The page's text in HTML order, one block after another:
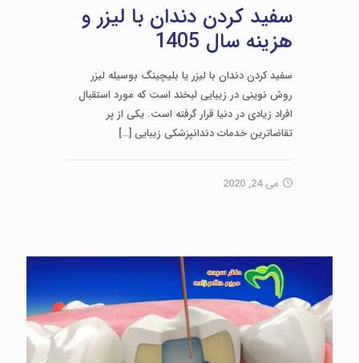
سفید کردن دندان با لیزر و
هزینه سال 1405
سفید کردن دندان با لیزر یا بلیچینگ بوسیله لیزر
روش نوینی در زیبایی لبخند است که مورد استقبال
افراد زیادی در دنیا قرار گرفته است. یکی از پر
تقاضاترین خدمات دندانپزشكی زیبایی[…]
می 24, 2020